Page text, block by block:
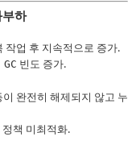
하
작업 후 지속적으로 증가.
빈도 증가.
완전히 해제되지 않고 누
책 미최적화.